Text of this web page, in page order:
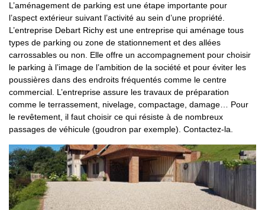
L’aménagement de parking est une étape importante pour
l’aspect extérieur suivant l’activité au sein d’une propriété.
L’entreprise Debart Richy est une entreprise qui aménage tous
types de parking ou zone de stationnement et des allées
carrossables ou non. Elle offre un accompagnement pour choisir
le parking à l’image de l’ambition de la société et pour éviter les
poussières dans des endroits fréquentés comme le centre
commercial. L’entreprise assure les travaux de préparation
comme le terrassement, nivelage, compactage, damage… Pour
le revêtement, il faut choisir ce qui résiste à de nombreux
passages de véhicule (goudron par exemple). Contactez-la.